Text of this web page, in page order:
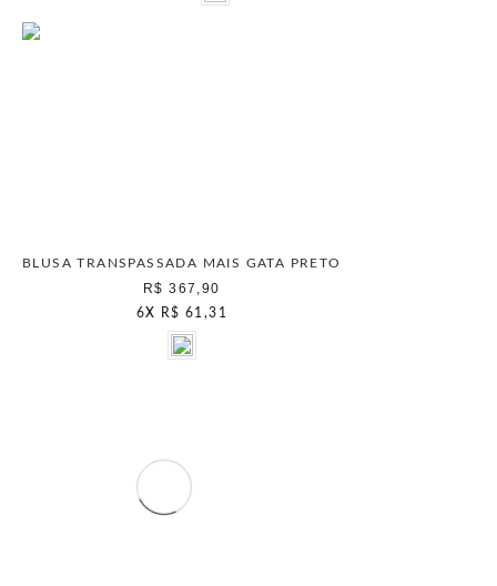
BLUSA TRANSPASSADA MAIS GATA PRETO
R$ 367,90
6X R$ 61,31